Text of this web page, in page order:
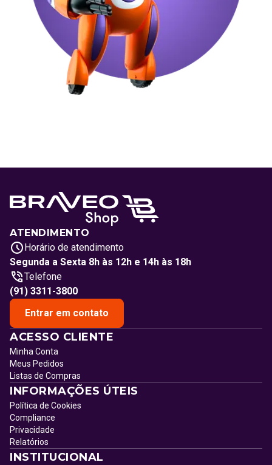
ATENDIMENTO
Horário de atendimento
Segunda a Sexta 8h às 12h e 14h às 18h
Telefone
(91) 3311-3800
Entrar em contato
ACESSO CLIENTE
Minha Conta
Meus Pedidos
Listas de Compras
INFORMAÇÕES ÚTEIS
Política de Cookies
Compliance
Privacidade
Relatórios
INSTITUCIONAL